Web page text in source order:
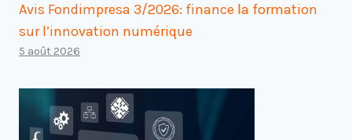
Avis Fondimpresa 3/2026: finance la formation
sur l’innovation numérique
5 août 2026